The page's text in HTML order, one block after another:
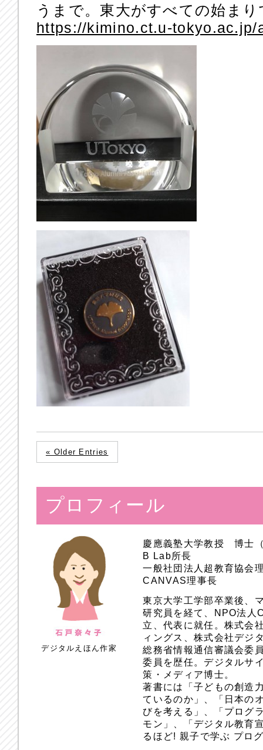
うまで。東大がすべての始ま
https://kimino.ct.u-tokyo.ac.jp/
« Older Entries
プロフィール
デジタルえほん作家
慶應義塾大学教授 博士
B Lab所長
一般社団法人超教育協会
CANVAS理事長
東京大学工学部卒業後、
研究員を経て、NPO法人
立、代表に就任。株式会
ィングス、株式会社デジ
総務省情報通信審議会委
委員を歴任。デジタルサ
策・メディア博士。
著書には「子どもの創造
ているのか」、「日本の
びを考える」、「プログ
モン」、「デジタル教育
るほど! 親子で学ぶ プロ